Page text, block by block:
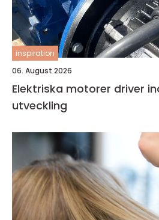
inspiration
06. August 2026
Elektriska motorer driver
utveckling